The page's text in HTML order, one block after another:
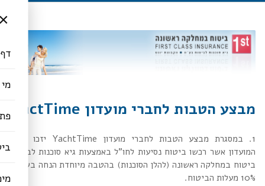
מבצע הטבות לחברי מועדון YactTime
1. במסגרת מבצע הטבות לחברי מועדון YachtTime יזכו חברי
המועדון אשר רכשו ביטוח נסיעות לחו"ל באמצעות גיא סוכנות לביטוח
ביטוח במחלקה ראשונה (להלן הסוכנות) בהטבה מיוחדת הנחה בשיעור
10% מעלות הביטוח.